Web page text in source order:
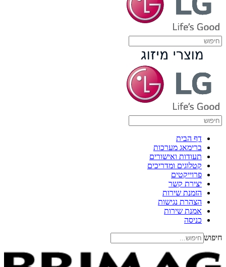
דף הבית
ברימאג מערכות
תעודות ואישורים
קטלוגים ומדריכים
פרוייקטים
יצירת קשר
הזמנת שירות
הצהרת נגישות
אמנת שירות
כניסה
חיפוש